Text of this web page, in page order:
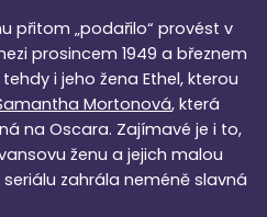
přitom „podařilo“ provést v
prosincem 1949 a březnem
i jeho žena Ethel, kterou
Mortonová, která
na Oscara. Zajímavé je i to,
ženu a jejich malou
seriálu zahrála neméně slavná